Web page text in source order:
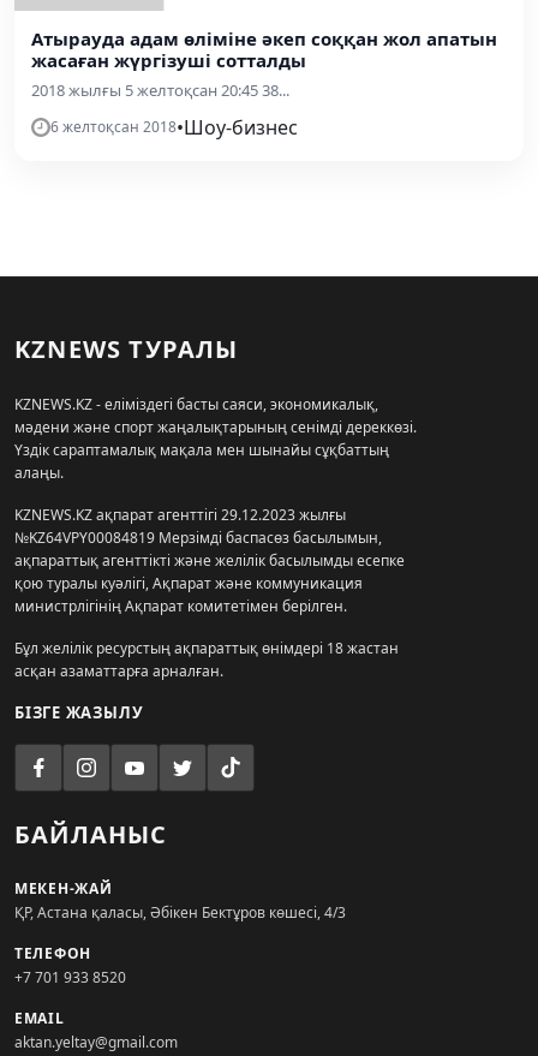
Атырауда адам өліміне әкеп соққан жол апатын
жасаған жүргізуші сотталды
2018 жылғы 5 желтоқсан 20:45 38...
6 желтоқсан 2018•Шоу-бизнес
KZNEWS ТУРАЛЫ
KZNEWS.KZ - еліміздегі басты саяси, экономикалық,
мәдени және спорт жаңалықтарының сенімді дереккөзі.
Үздік сараптамалық мақала мен шынайы сұқбаттың
алаңы.
KZNEWS.KZ ақпарат агенттігі 29.12.2023 жылғы
№KZ64VPY00084819 Мерзімді баспасөз басылымын,
ақпараттық агенттікті және желілік басылымды есепке
қою туралы куәлігі, Ақпарат және коммуникация
министрлігінің Ақпарат комитетімен берілген.
Бұл желілік ресурстың ақпараттық өнімдері 18 жастан
асқан азаматтарға арналған.
БІЗГЕ ЖАЗЫЛУ
БАЙЛАНЫС
МЕКЕН-ЖАЙ
ҚР, Астана қаласы, Әбікен Бектұров көшесі, 4/3
ТЕЛЕФОН
+7 701 933 8520
EMAIL
aktan.yeltay@gmail.com